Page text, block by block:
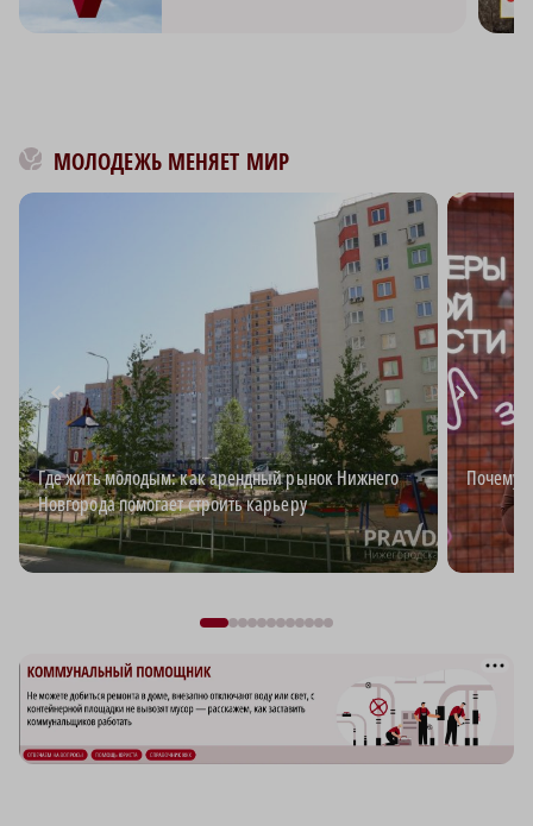
МОЛОДЕЖЬ МЕНЯЕТ МИР
Где жить молодым: как арендный рынок Нижнего
Новгорода помогает строить карьеру
Почему